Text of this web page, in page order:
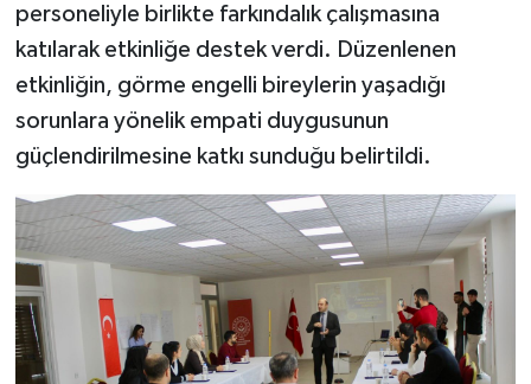
personeliyle birlikte farkındalık çalışmasına
katılarak etkinliğe destek verdi. Düzenlenen
etkinliğin, görme engelli bireylerin yaşadığı
sorunlara yönelik empati duygusunun
güçlendirilmesine katkı sunduğu belirtildi.